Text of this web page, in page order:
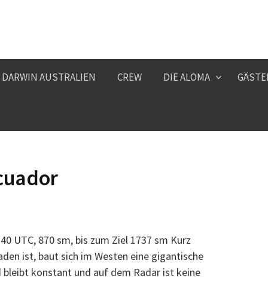
AUSTRALIEN CREW DIE ALOMA
UTC, 870 sm, bis zum Ziel 1737 sm Kurz
ist, baut sich im Westen eine gigantische
bleibt konstant und auf dem Radar ist keine